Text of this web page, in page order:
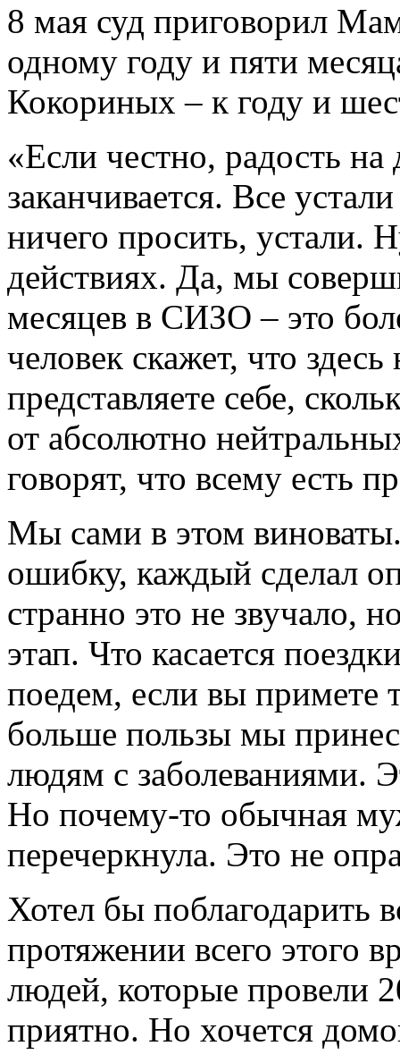
8 мая суд приговорил
одному году и пяти
Кокориных – к году и
«Если честно, радость
заканчивается. Все
ничего просить, устали.
действиях. Да, мы
месяцев в СИЗО – это
человек скажет, что
представляете себе,
от абсолютно
говорят, что всему есть
Мы сами в этом
ошибку, каждый сделал
странно это не звучало,
этап. Что касается
поедем, если вы примете
больше пользы мы
людям с заболеваниями.
Но почему-то обычная
перечеркнула. Это не
Хотел бы поблагодарить
протяжении всего этого
людей, которые провели
приятно. Но хочется